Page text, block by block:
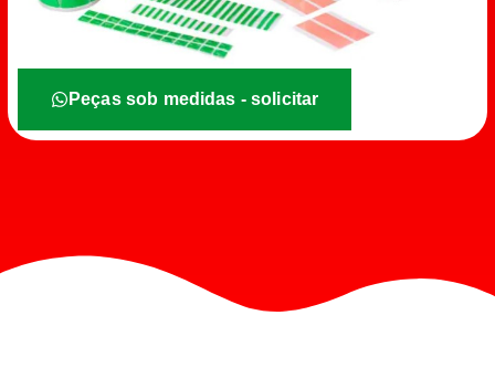
Peças sob medidas - solicitar